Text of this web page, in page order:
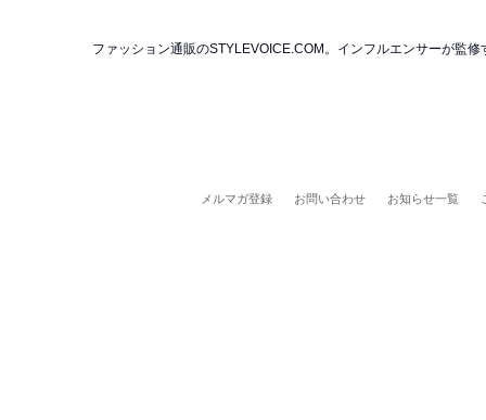
ファッション通販のSTYLEVOICE.COM。インフルエンサーが監
メルマガ登録 お問い合わせ お知らせ一覧